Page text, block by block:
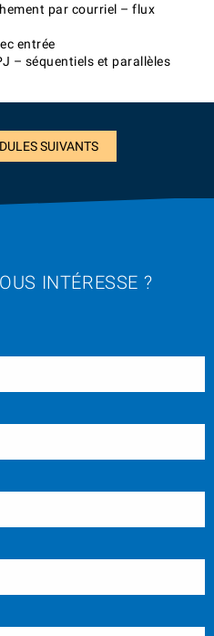
par courriel – flux
entrée
– séquentiels et parallèles
SUIVANTS
INTÉRESSE ?